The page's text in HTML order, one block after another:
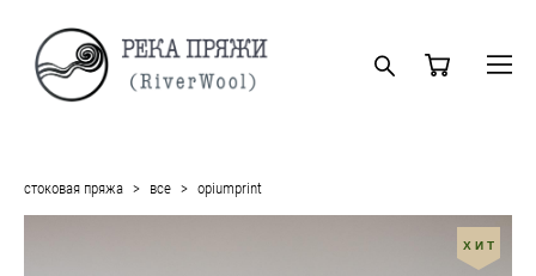
стоковая пряжа > все > opiumprint
ХИТ